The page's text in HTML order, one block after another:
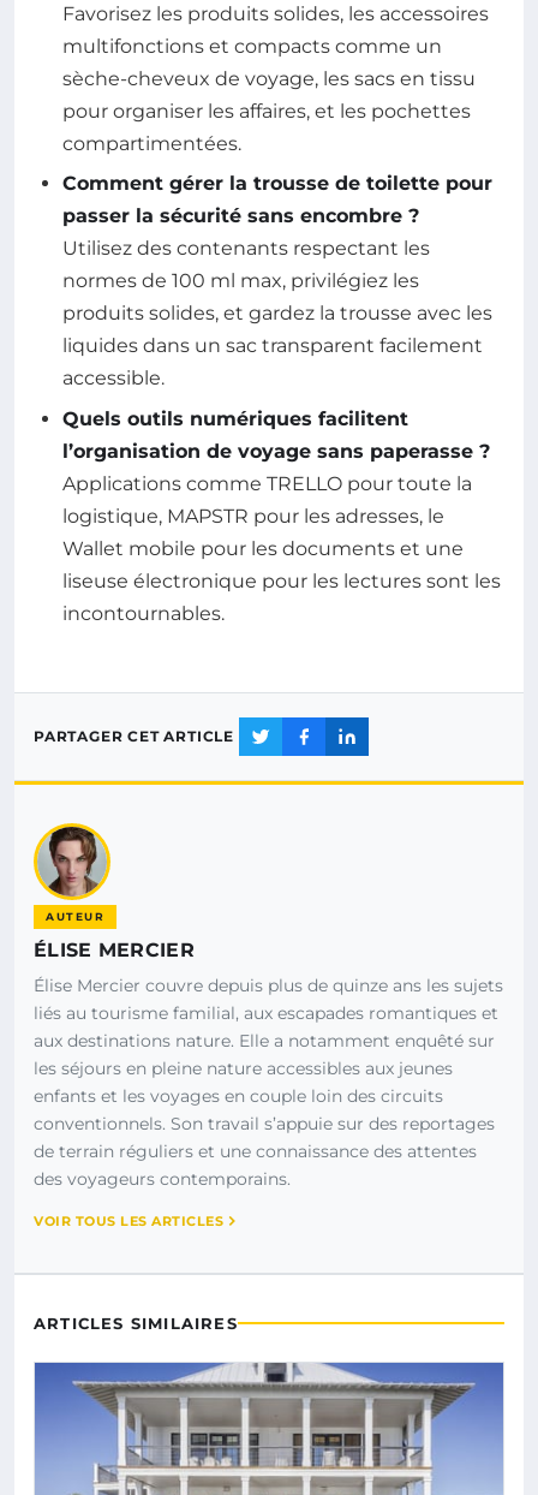
Favorisez les produits solides, les accessoires
multifonctions et compacts comme un
sèche-cheveux de voyage, les sacs en tissu
pour organiser les affaires, et les pochettes
compartimentées.
Comment gérer la trousse de toilette pour
passer la sécurité sans encombre ?
Utilisez des contenants respectant les
normes de 100 ml max, privilégiez les
produits solides, et gardez la trousse avec les
liquides dans un sac transparent facilement
accessible.
Quels outils numériques facilitent
l’organisation de voyage sans paperasse ?
Applications comme TRELLO pour toute la
logistique, MAPSTR pour les adresses, le
Wallet mobile pour les documents et une
liseuse électronique pour les lectures sont les
incontournables.
PARTAGER CET ARTICLE
AUTEUR
ÉLISE MERCIER
Élise Mercier couvre depuis plus de quinze ans les sujets
liés au tourisme familial, aux escapades romantiques et
aux destinations nature. Elle a notamment enquêté sur
les séjours en pleine nature accessibles aux jeunes
enfants et les voyages en couple loin des circuits
conventionnels. Son travail s’appuie sur des reportages
de terrain réguliers et une connaissance des attentes
des voyageurs contemporains.
VOIR TOUS LES ARTICLES
ARTICLES SIMILAIRES